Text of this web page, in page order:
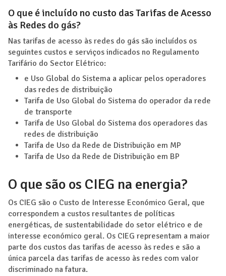
O que é incluído no custo das Tarifas de Acesso
às Redes do gás?
Nas tarifas de acesso às redes do gás são incluídos os
seguintes custos e serviços indicados no Regulamento
Tarifário do Sector Elétrico:
e Uso Global do Sistema a aplicar pelos operadores
das redes de distribuição
Tarifa de Uso Global do Sistema do operador da rede
de transporte
Tarifa de Uso Global do Sistema dos operadores das
redes de distribuição
Tarifa de Uso da Rede de Distribuição em MP
Tarifa de Uso da Rede de Distribuição em BP
O que são os CIEG na energia?
Os CIEG são o Custo de Interesse Económico Geral, que
correspondem a custos resultantes de políticas
energéticas, de sustentabilidade do setor elétrico e de
interesse económico geral. Os CIEG representam a maior
parte dos custos das tarifas de acesso às redes e são a
única parcela das tarifas de acesso às redes com valor
discriminado na fatura.